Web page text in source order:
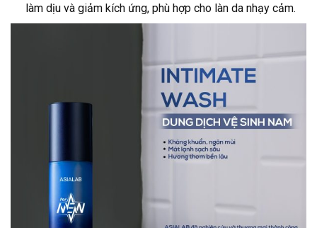
làm dịu và giảm kích ứng, phù hợp cho làn da nhạy cảm.